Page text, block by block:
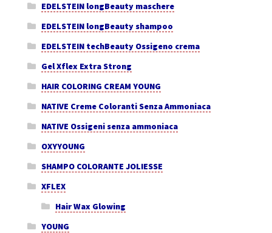
EDELSTEIN longBeauty maschere
EDELSTEIN longBeauty shampoo
EDELSTEIN techBeauty Ossigeno crema
Gel Xflex Extra Strong
HAIR COLORING CREAM YOUNG
NATIVE Creme Coloranti Senza Ammoniaca
NATIVE Ossigeni senza ammoniaca
OXYYOUNG
SHAMPO COLORANTE JOLIESSE
XFLEX
Hair Wax Glowing
YOUNG